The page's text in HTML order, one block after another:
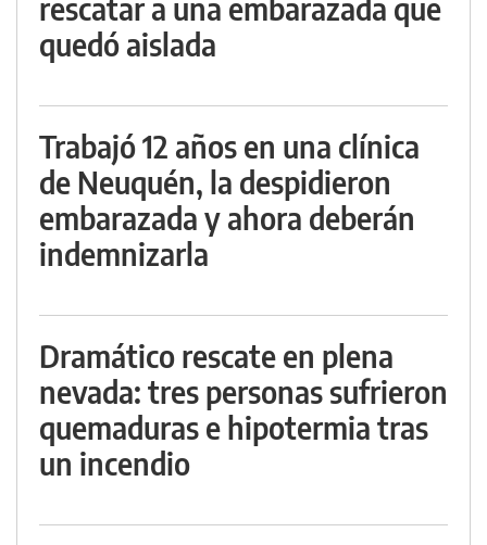
rescatar a una embarazada que
quedó aislada
Trabajó 12 años en una clínica
de Neuquén, la despidieron
embarazada y ahora deberán
indemnizarla
Dramático rescate en plena
nevada: tres personas sufrieron
quemaduras e hipotermia tras
un incendio